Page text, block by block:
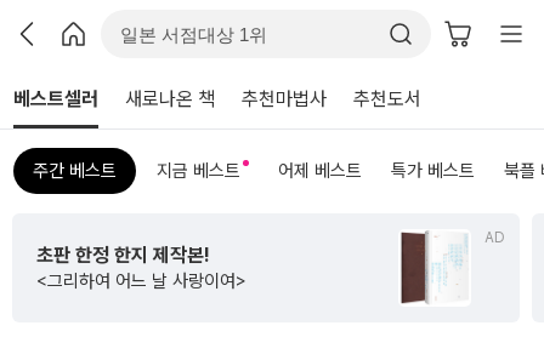
베스트셀러 새로나온 책 추천마법사 추천도서
주간 베스트 지금 베스트 어제 베스트 특가 베스트 북플
AD
초판 한정 한지 제작본!
<그리하여 어느 날 사랑이여>